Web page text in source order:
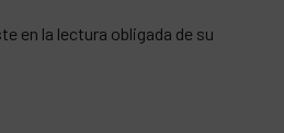
en la lectura obligada de su